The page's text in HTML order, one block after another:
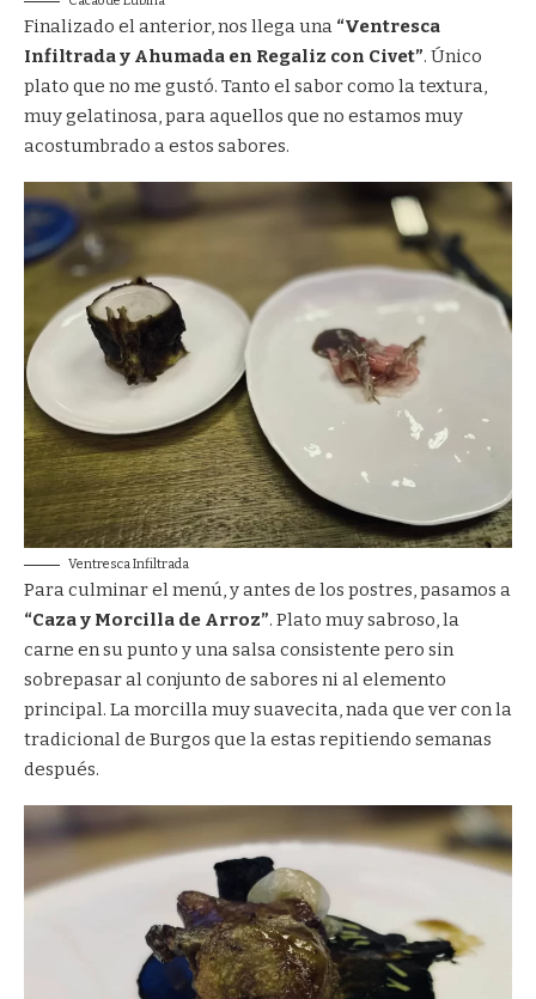
Finalizado el anterior, nos llega una “Ventresca
Infiltrada y Ahumada en Regaliz con Civet”. Único
plato que no me gustó. Tanto el sabor como la textura,
muy gelatinosa, para aquellos que no estamos muy
acostumbrado a estos sabores.
Ventresca Infiltrada
Para culminar el menú, y antes de los postres, pasamos a
“Caza y Morcilla de Arroz”. Plato muy sabroso, la
carne en su punto y una salsa consistente pero sin
sobrepasar al conjunto de sabores ni al elemento
principal. La morcilla muy suavecita, nada que ver con la
tradicional de Burgos que la estas repitiendo semanas
después.